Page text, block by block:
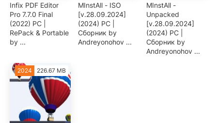
Infix PDF Editor
Pro 7.7.0 Final
(2022) PC |
RePack & Portable
by ...
MInstAll - ISO
[v.28.09.2024]
(2024) PC |
Сборник by
Andreyonohov ...
MInstAll -
Unpacked
[v.28.09.2024]
(2024) PC |
Сборник by
Andreyonohov ...
2024 226.67 MB